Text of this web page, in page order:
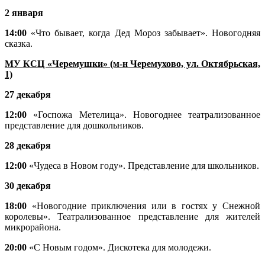
2 января
14:00 «Что бывает, когда Дед Мороз забывает». Новогодняя
сказка.
МУ КСЦ «Черемушки» (м-н Черемухово, ул. Октябрьская,
1)
27 декабря
12:00 «Госпожа Метелица». Новогоднее театрализованное
представление для дошкольников.
28 декабря
12:00 «Чудеса в Новом году». Представление для школьников.
30 декабря
18:00 «Новогодние приключения или в гостях у Снежной
королевы».Театрализованное представление для жителей
микрорайона.
20:00 «С Новым годом». Дискотека для молодежи.